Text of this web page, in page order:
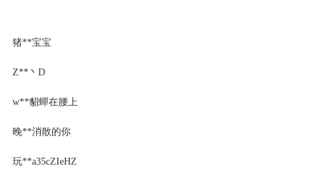
猪**宝宝
Z**丶D
w**貂蟬在腰上
晚**消散的你
玩**a35cZIeHZ